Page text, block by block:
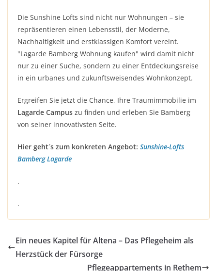
Die Sunshine Lofts sind nicht nur Wohnungen – sie
repräsentieren einen Lebensstil, der Moderne,
Nachhaltigkeit und erstklassigen Komfort vereint.
"Lagarde Bamberg Wohnung kaufen" wird damit nicht
nur zu einer Suche, sondern zu einer Entdeckungsreise
in ein urbanes und zukunftsweisendes Wohnkonzept.
Ergreifen Sie jetzt die Chance, Ihre Traumimmobilie im
Lagarde Campus zu finden und erleben Sie Bamberg
von seiner innovativsten Seite.
Hier geht´s zum konkreten Angebot: Sunshine-Lofts
Bamberg Lagarde
.
.
Ein neues Kapitel für Altena – Das Pflegeheim als
Herzstück der Fürsorge
Pflegeappartements in Rethem